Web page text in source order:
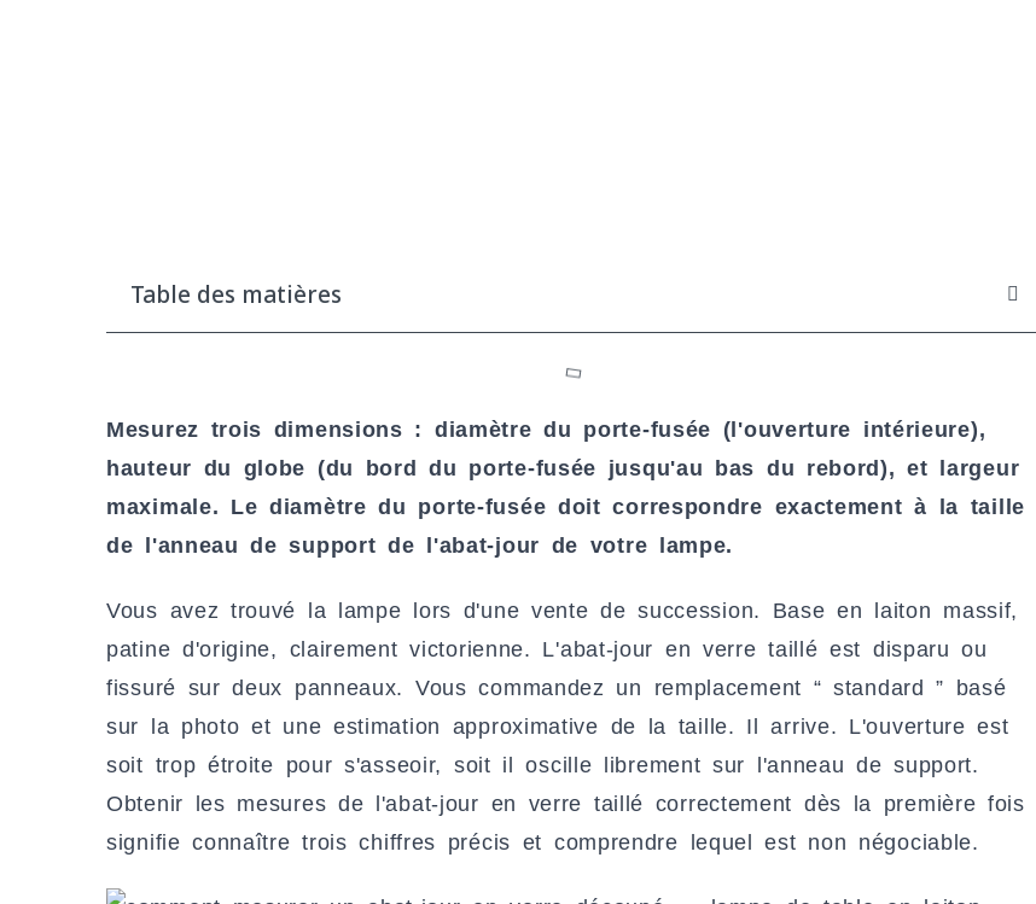
Table des matières
Mesurez trois dimensions : diamètre du porte-fusée (l'ouverture intérieure),
hauteur du globe (du bord du porte-fusée jusqu'au bas du rebord), et largeur
maximale. Le diamètre du porte-fusée doit correspondre exactement à la taille
de l'anneau de support de l'abat-jour de votre lampe.
Vous avez trouvé la lampe lors d'une vente de succession. Base en laiton massif,
patine d'origine, clairement victorienne. L'abat-jour en verre taillé est disparu ou
fissuré sur deux panneaux. Vous commandez un remplacement “ standard ” basé
sur la photo et une estimation approximative de la taille. Il arrive. L'ouverture est
soit trop étroite pour s'asseoir, soit il oscille librement sur l'anneau de support.
Obtenir les mesures de l'abat-jour en verre taillé correctement dès la première fois
signifie connaître trois chiffres précis et comprendre lequel est non négociable.